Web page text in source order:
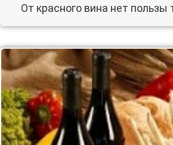
От красного вина нет